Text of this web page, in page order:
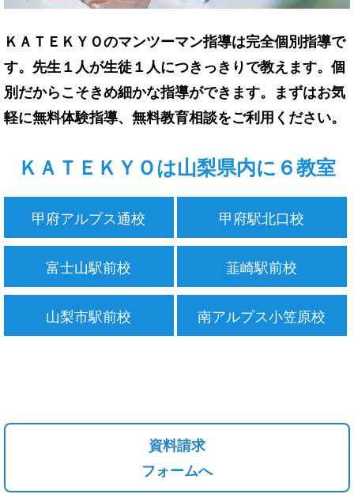
ＫＡＴＥＫＹＯのマンツーマン指導は完全個別指導で
す。先生１人が生徒１人につきっきりで教えます。個
別だからこそきめ細かな指導ができます。まずはお気
軽に無料体験指導、無料教育相談をご利用ください。
ＫＡＴＥＫＹＯは山梨県内に６教室
甲府アルプス通校 甲府駅北口校
富士山駅前校 韮崎駅前校
山梨市駅前校 南アルプス小笠原校
資料請求
フォームへ